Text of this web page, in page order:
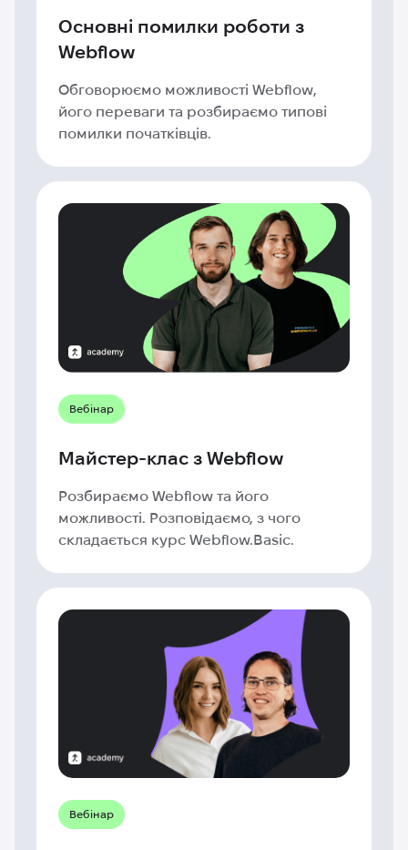
Основні помилки роботи з
Webflow
Обговорюємо можливості Webflow,
його переваги та розбираємо типові
помилки початківців.
Вебінар
Майстер-клас з Webflow
Розбираємо Webflow та його
можливості. Розповідаємо, з чого
складається курс Webflow.Basic.
Вебінар